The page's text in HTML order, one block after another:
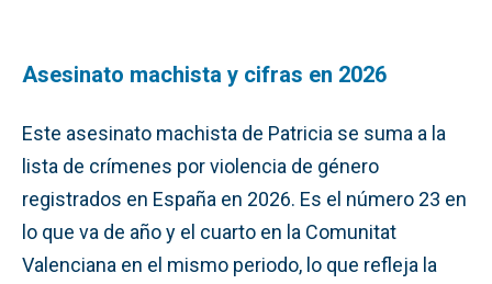
Asesinato machista y cifras en 2026
Este asesinato machista de Patricia se suma a la
lista de crímenes por violencia de género
registrados en España en 2026. Es el número 23 en
lo que va de año y el cuarto en la Comunitat
Valenciana en el mismo periodo, lo que refleja la